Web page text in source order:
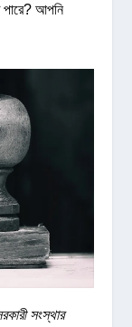
আপনি
সংস্থার